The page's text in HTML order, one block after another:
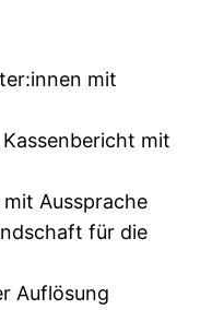
mit
mit
Aussprache
für die
Auflösung